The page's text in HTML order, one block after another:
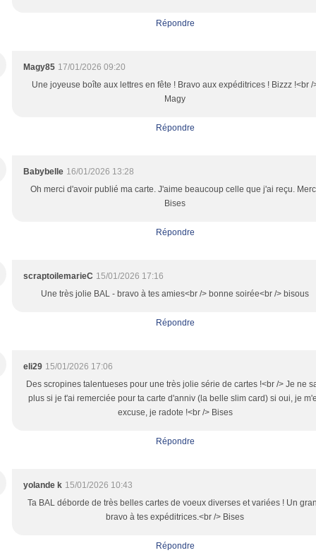
Répondre
Magy85 17/01/2026 09:20
Une joyeuse boîte aux lettres en fête ! Bravo aux expéditrices ! Bizzz !<br /
Magy
Répondre
Babybelle 16/01/2026 13:28
Oh merci d'avoir publié ma carte. J'aime beaucoup celle que j'ai reçu.
Bises
Répondre
scraptoilemarieC 15/01/2026 17:16
Une très jolie BAL - bravo à tes amies<br /> bonne soirée<br /> bisous
Répondre
eli29 15/01/2026 17:06
Des scropines talentueses pour une très jolie série de cartes !<br /> Je ne
plus si je t'ai remerciée pour ta carte d'anniv (la belle slim card) si oui, je
excuse, je radote !<br /> Bises
Répondre
yolande k 15/01/2026 10:43
Ta BAL déborde de très belles cartes de voeux diverses et variées ! Un
bravo à tes expéditrices.<br /> Bises
Répondre